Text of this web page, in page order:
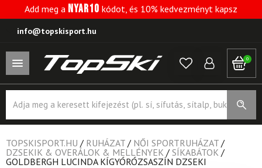
Add meg a NYAR10 kódot, és 10% kedvezményt kapsz
info@topskisport.hu
0
search
TOPSKISPORT.HU / RUHÁZAT / NŐI SPORTRUHÁZAT /
DZSEKIK & OVERÁLOK & MELLÉNYEK / SÍKABÁTOK /
GOLDBERGH LUCINDA KÍGYÓRÓZSASZÍN DZSEKI